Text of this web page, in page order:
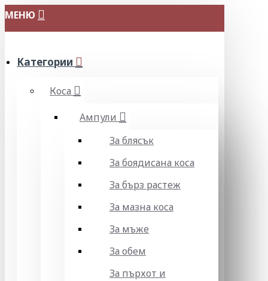
МЕНЮ
Категории
Коса
Ампули
За блясък
За боядисана коса
За бърз растеж
За мазна коса
За мъже
За обем
За пърхот и